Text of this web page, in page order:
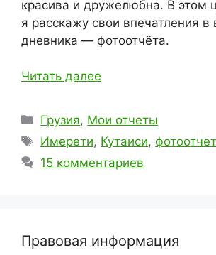
красива и дружелюбна. В этом
я расскажу свои впечатления в
дневника — фотоотчёта.
Читать далее
Рубрики
Грузия, Мои отчеты
Метки
Имерети, Кутаиси,
15 комментариев
Правовая информация